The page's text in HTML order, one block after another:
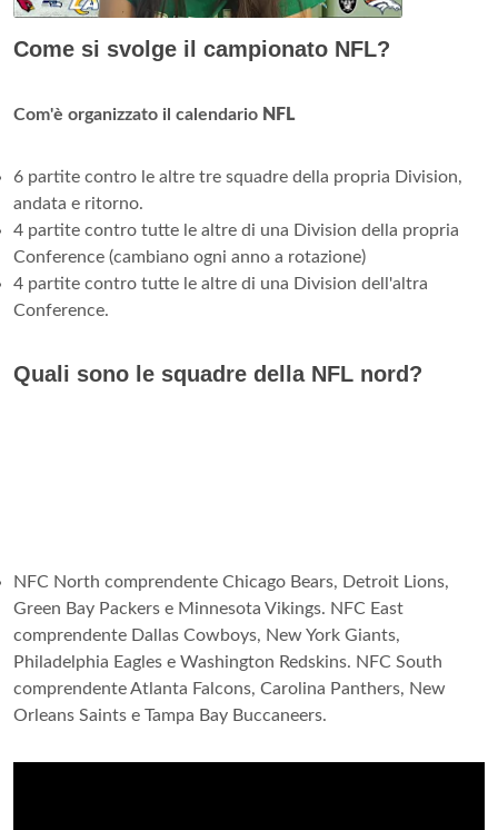
Come si svolge il campionato NFL?
Com'è organizzato il calendario NFL
6 partite contro le altre tre squadre della propria Division,
andata e ritorno.
4 partite contro tutte le altre di una Division della propria
Conference (cambiano ogni anno a rotazione)
4 partite contro tutte le altre di una Division dell'altra
Conference.
Quali sono le squadre della NFL nord?
NFC North comprendente Chicago Bears, Detroit Lions,
Green Bay Packers e Minnesota Vikings. NFC East
comprendente Dallas Cowboys, New York Giants,
Philadelphia Eagles e Washington Redskins. NFC South
comprendente Atlanta Falcons, Carolina Panthers, New
Orleans Saints e Tampa Bay Buccaneers.